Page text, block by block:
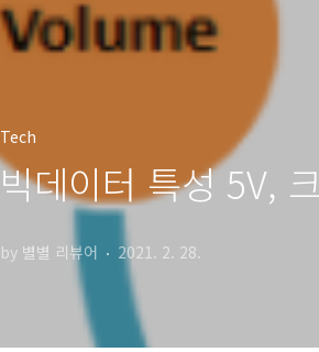
Tech
빅데이터 특성 5V,
by 별별 리뷰어 2021. 2. 28.